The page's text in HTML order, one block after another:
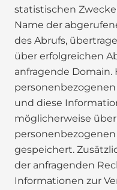
statistischen
Name der
des Abrufs,
über erfolgreichen
anfragende
und diese
möglicherweise
gespeichert.
der anfragenden
Informationen zur